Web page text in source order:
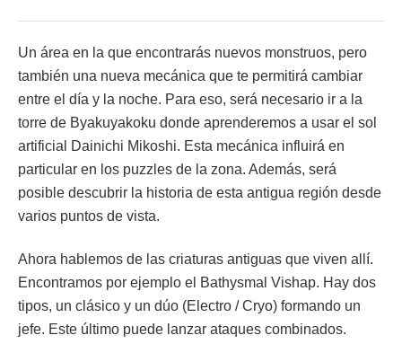
Un área en la que encontrarás nuevos monstruos, pero
también una nueva mecánica que te permitirá cambiar
entre el día y la noche. Para eso, será necesario ir a la
torre de Byakuyakoku donde aprenderemos a usar el sol
artificial Dainichi Mikoshi. Esta mecánica influirá en
particular en los puzzles de la zona. Además, será
posible descubrir la historia de esta antigua región desde
varios puntos de vista.
Ahora hablemos de las criaturas antiguas que viven allí.
Encontramos por ejemplo el Bathysmal Vishap. Hay dos
tipos, un clásico y un dúo (Electro / Cryo) formando un
jefe. Este último puede lanzar ataques combinados.